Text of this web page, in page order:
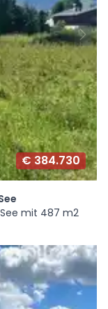
€ 384.730
mit 487 m2